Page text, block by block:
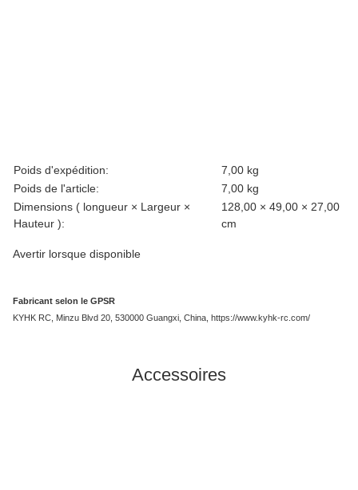
caractéristique du produit
valeur
Poids d'expédition:
7,00 kg
Poids de l'article:
7,00 kg
Dimensions ( longueur × Largeur ×
Hauteur ):
128,00 × 49,00 × 27,00
cm
Avertir lorsque disponible
Fabricant selon le GPSR
KYHK RC, Minzu Blvd 20, 530000 Guangxi, China, https://www.kyhk-rc.com/
Accessoires